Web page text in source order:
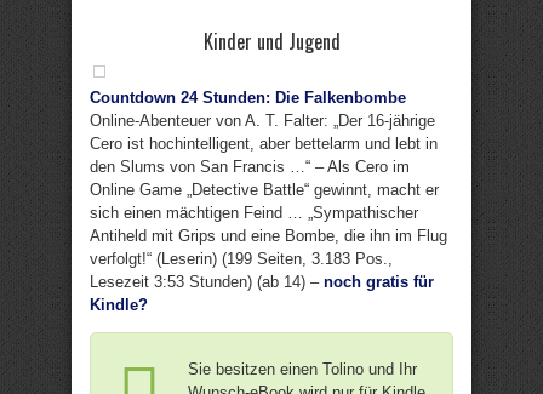
Kinder und Jugend
Countdown 24 Stunden: Die Falkenbombe
Online-Abenteuer von A. T. Falter: „Der 16-jährige
Cero ist hochintelligent, aber bettelarm und lebt in
den Slums von San Francis …“ – Als Cero im
Online Game „Detective Battle“ gewinnt, macht er
sich einen mächtigen Feind … „Sympathischer
Antiheld mit Grips und eine Bombe, die ihn im Flug
verfolgt!“ (Leserin) (199 Seiten, 3.183 Pos.,
Lesezeit 3:53 Stunden) (ab 14) – noch gratis für
Kindle?
Sie besitzen einen Tolino und Ihr